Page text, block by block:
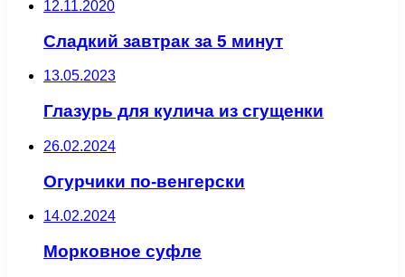
12.11.2020
Сладкий завтрак за 5 минут
13.05.2023
Глазурь для кулича из сгущенки
26.02.2024
Огурчики по-венгерски
14.02.2024
Морковное суфле